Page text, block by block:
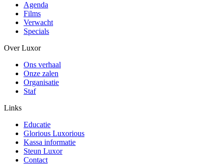
Agenda
Films
Verwacht
Specials
Over Luxor
Ons verhaal
Onze zalen
Organisatie
Staf
Links
Educatie
Glorious Luxorious
Kassa informatie
Steun Luxor
Contact